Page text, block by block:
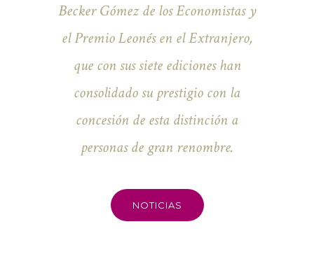
Becker Gómez de los Economistas y
el Premio Leonés en el Extranjero,
que con sus siete ediciones han
consolidado su prestigio con la
concesión de esta distinción a
personas de gran renombre.
NOTICIAS